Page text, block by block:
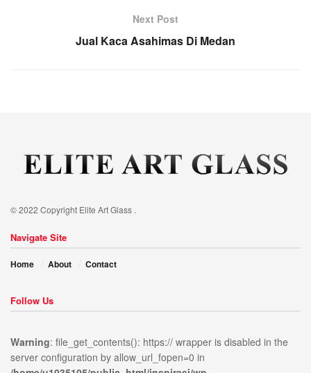
Next Post
Jual Kaca Asahimas Di Medan
© 2022 Copyright Elite Art Glass .
Navigate Site
Home About Contact
Follow Us
Warning: file_get_contents(): https:// wrapper is disabled in the
server configuration by allow_url_fopen=0 in